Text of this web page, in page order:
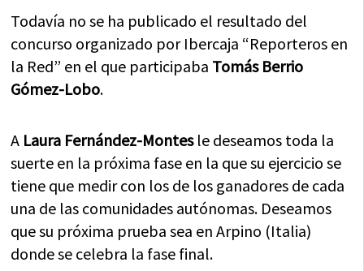
Todavía no se ha publicado el resultado del
concurso organizado por Ibercaja “Reporteros en
la Red” en el que participaba Tomás Berrio
Gómez-Lobo.
A Laura Fernández-Montesle deseamos toda la
suerte en la próxima fase en la que su ejercicio se
tiene que medir con los de los ganadores de cada
una de las comunidades autónomas. Deseamos
que su próxima prueba sea en Arpino (Italia)
donde se celebra la fase final.